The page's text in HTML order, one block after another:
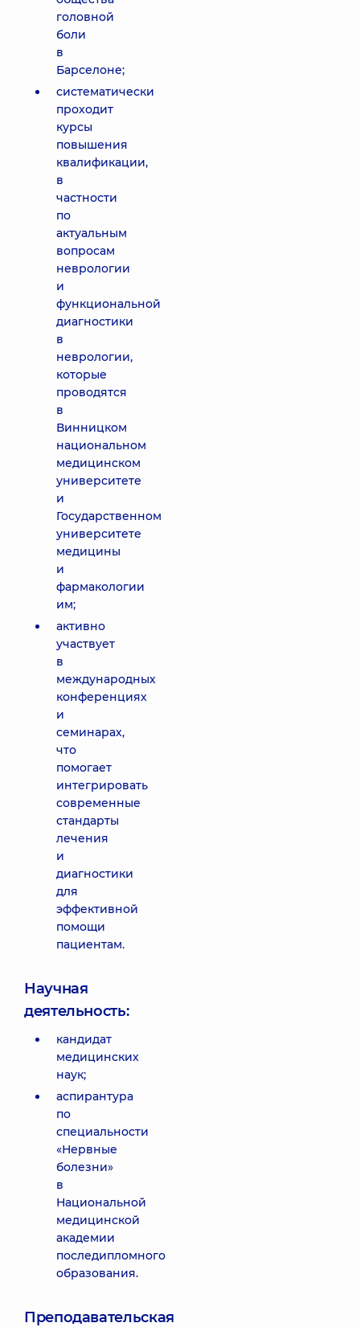
головной
боли
в
Барселоне;
систематически
проходит
курсы
повышения
квалификации,
в
частности
по
актуальным
вопросам
неврологии
и
функциональной
диагностики
в
неврологии,
которые
проводятся
в
Винницком
национальном
медицинском
университете
и
Государственном
университете
медицины
и
фармакологии
им;
активно
участвует
в
международных
конференциях
и
семинарах,
что
помогает
интегрировать
современные
стандарты
лечения
и
диагностики
для
эффективной
помощи
пациентам.
Научная
деятельность:
кандидат
медицинских
наук;
аспирантура
по
специальности
«Нервные
болезни»
в
Национальной
медицинской
академии
последипломного
образования.
Преподавательская